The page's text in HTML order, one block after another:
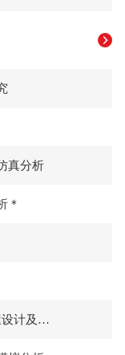
真分析
＊
EPS 空腔模块+再生混凝土低层抗震房屋设计及施工